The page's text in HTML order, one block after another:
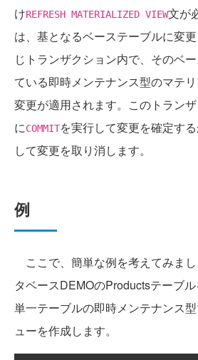
けREFRESH MATERIALIZED VIEW文が
は、基となるベーステーブルに変
じトランザクション内で、そのベ
ている即時メンテナンス型のマテ
変更が適用されます。このトラン
にCOMMITを実行して変更を確定する
して変更を取り消します。
例
ここで、簡単な例を考えてみま
タベースDEMOのProductsテーブ
単一テーブルの即時メンテナンス
ューを作成します。